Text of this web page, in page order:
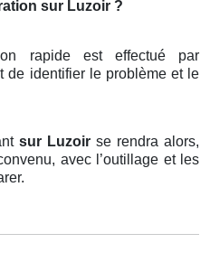
sur Luzoir ?
rapide est effectué par
de identifier le problème et le
sur Luzoir se rendra alors,
avec l’outillage et les